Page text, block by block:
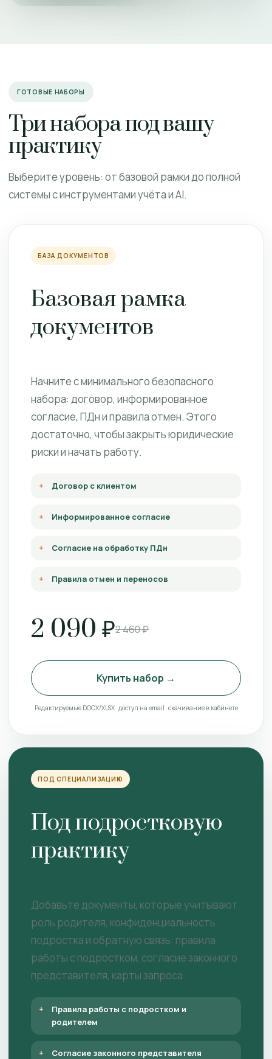
ГОТОВЫЕ НАБОРЫ
Три набора под вашу
практику
Выберите уровень: от базовой рамки до полной
системы с инструментами учёта и AI.
БАЗА ДОКУМЕНТОВ
Базовая рамка
документов
Начните с минимального безопасного
набора: договор, информированное
согласие, ПДн и правила отмен. Этого
достаточно, чтобы закрыть юридические
риски и начать работу.
Договор с клиентом
Информированное согласие
Согласие на обработку ПДн
Правила отмен и переносов
2 090 ₽2 460 ₽
Купить набор →
Редактируемые DOCX/XLSX · доступ на email · скачивание в кабинете
ПОД СПЕЦИАЛИЗАЦИЮ
Под подростковую
практику
Добавьте документы, которые учитывают
роль родителя, конфиденциальность
подростка и обратную связь: правила
работы с подростком, согласие законного
представителя, карты запроса.
Правила работы с подростком и
родителем
Согласие законного представителя